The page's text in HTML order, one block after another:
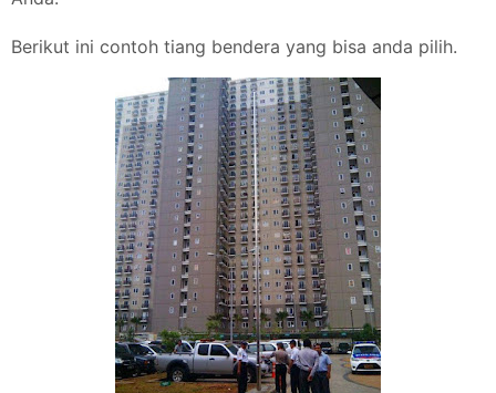
Berikut ini contoh tiang bendera yang bisa anda pilih.